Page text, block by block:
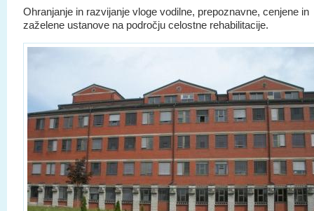
Ohranjanje in razvijanje vloge vodilne, prepoznavne, cenjene in
zaželene ustanove na področju celostne rehabilitacije.